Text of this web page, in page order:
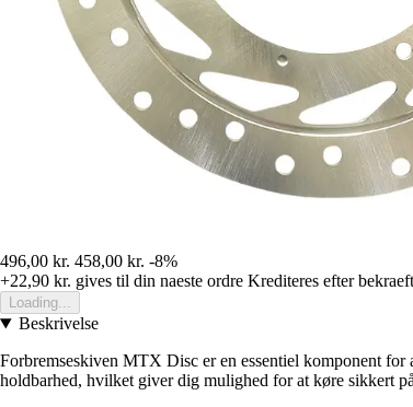
496,00 kr. 458,00 kr. -8%
+22,90 kr. gives til din naeste ordre Krediteres efter
Loading...
Beskrivelse
Forbremseskiven MTX Disc er en essentiel komponent
holdbarhed, hvilket giver dig mulighed for at køre sikkert